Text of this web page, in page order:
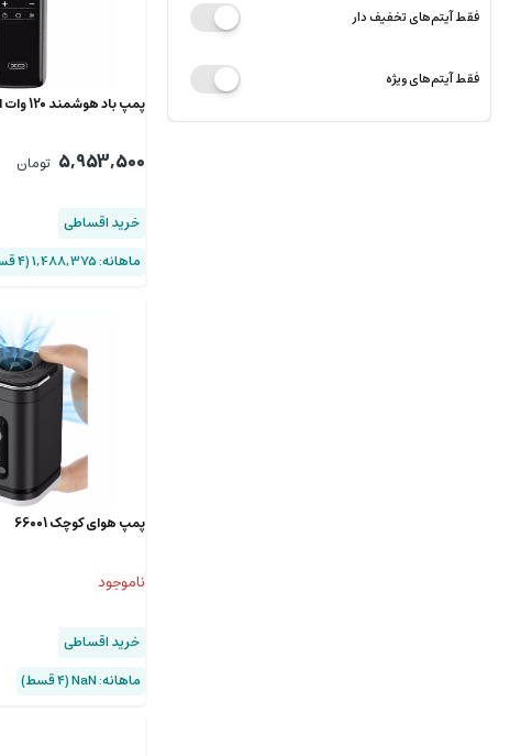
فقط آیتم‌های تخفیف دار
فقط آیتم‌های ویژه
پمپ باد هوشمند 120 وات ایکس او CZ017
5,953,500 تومان
خرید اقساطی
ماهانه: 1,488,375 (۴ قسط)
پمپ هوای کوچک 66001
ناموجود
خرید اقساطی
ماهانه: NaN (۴ قسط)